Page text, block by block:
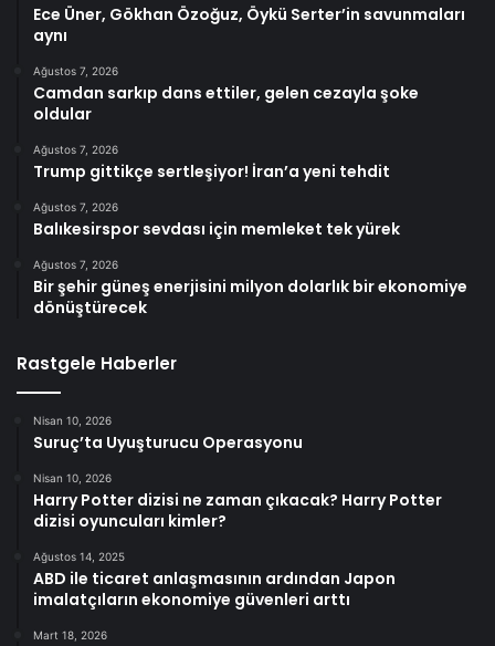
Ece Üner, Gökhan Özoğuz, Öykü Serter’in savunmaları
aynı
Ağustos 7, 2026
Camdan sarkıp dans ettiler, gelen cezayla şoke
oldular
Ağustos 7, 2026
Trump gittikçe sertleşiyor! İran’a yeni tehdit
Ağustos 7, 2026
Balıkesirspor sevdası için memleket tek yürek
Ağustos 7, 2026
Bir şehir güneş enerjisini milyon dolarlık bir ekonomiye
dönüştürecek
Rastgele Haberler
Nisan 10, 2026
Suruç’ta Uyuşturucu Operasyonu
Nisan 10, 2026
Harry Potter dizisi ne zaman çıkacak? Harry Potter
dizisi oyuncuları kimler?
Ağustos 14, 2025
ABD ile ticaret anlaşmasının ardından Japon
imalatçıların ekonomiye güvenleri arttı
Mart 18, 2026